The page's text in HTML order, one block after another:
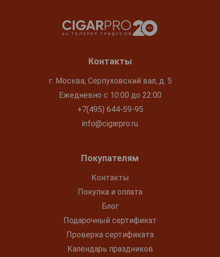
Контакты
г. Москва, Серпуховский вал, д. 5
Ежедневно с 10:00 до 22:00
+7(495) 644-59-95
info@cigarpro.ru
Покупателям
Контакты
Покупка и оплата
Блог
Подарочный сертификат
Проверка сертификата
Календарь праздников